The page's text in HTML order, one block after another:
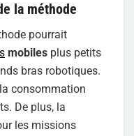
la méthode
pourrait
mobiles plus petits
bras robotiques.
consommation
De plus, la
les missions